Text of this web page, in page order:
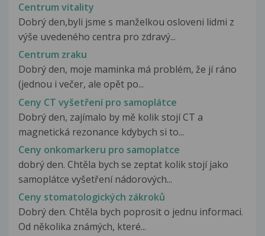
Centrum vitality
Dobrý den,byli jsme s manželkou osloveni lidmi z
výše uvedeného centra pro zdravý...
Centrum zraku
Dobrý den, moje maminka má problém, že jí ráno
(jednou i večer, ale opět po...
Ceny CT vyšetření pro samoplátce
Dobrý den, zajímalo by mě kolik stojí CT a
magnetická rezonance kdybych si to...
Ceny onkomarkeru pro samoplatce
dobrý den. Chtěla bych se zeptat kolik stojí jako
samoplátce vyšetření nádorových...
Ceny stomatologických zákroků
Dobrý den. Chtěla bych poprosit o jednu informaci.
Od několika známých, které...